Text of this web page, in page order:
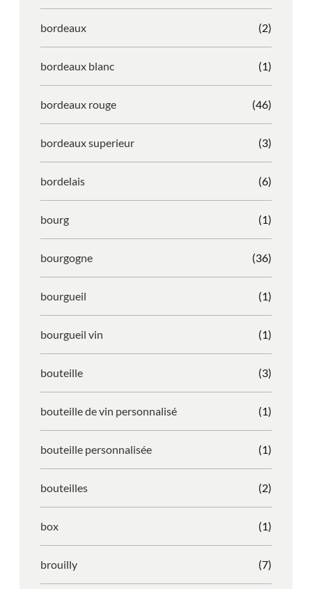
bordeaux (2)
bordeaux blanc (1)
bordeaux rouge (46)
bordeaux superieur (3)
bordelais (6)
bourg (1)
bourgogne (36)
bourgueil (1)
bourgueil vin (1)
bouteille (3)
bouteille de vin personnalisé (1)
bouteille personnalisée (1)
bouteilles (2)
box (1)
brouilly (7)